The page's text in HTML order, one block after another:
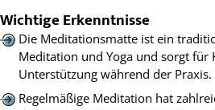
Wichtige Erkenntnisse
Die Meditationsmatte ist ein
Meditation und Yoga und sorgt für
Unterstützung während der Praxis.
Regelmäßige Meditation hat